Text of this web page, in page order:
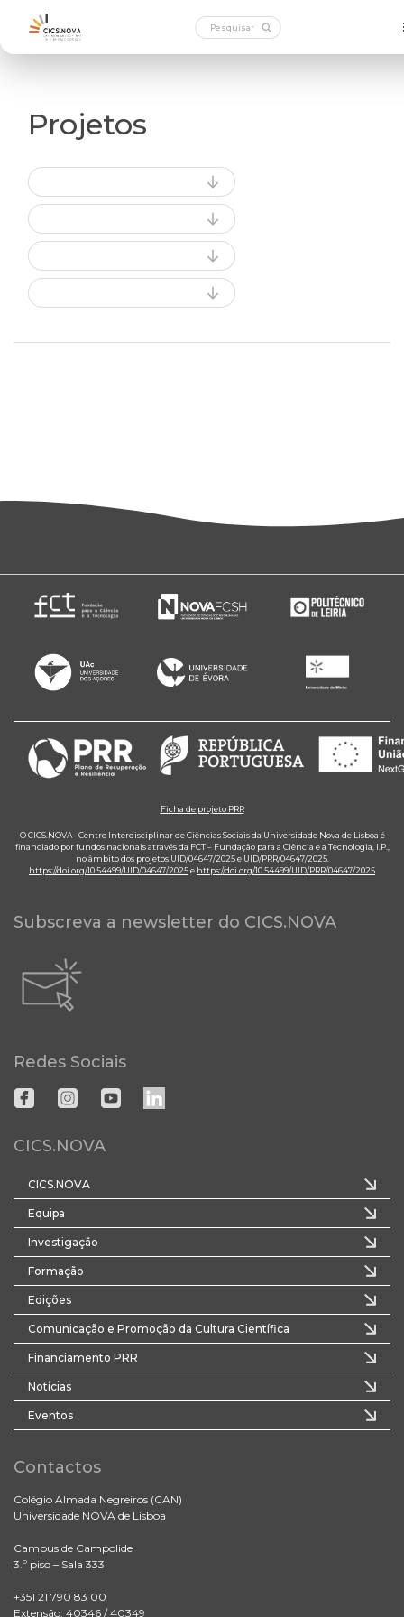
Projetos
Ficha de projeto PRR
O CICS.NOVA - Centro Interdisciplinar de Ciências Sociais da Universidade Nova de Lisboa é
financiado por fundos nacionais através da FCT – Fundação para a Ciência e a Tecnologia, I.P.,
no âmbito dos projetos UID/04647/2025 e UID/PRR/04647/2025.
https://doi.org/10.54499/UID/04647/2025e https://doi.org/10.54499/UID/PRR/04647/2025
Subscreva a newsletter do CICS.NOVA
Redes Sociais
CICS.NOVA
CICS.NOVA
Equipa
Investigação
Formação
Edições
Comunicação e Promoção da Cultura Científica
Financiamento PRR
Notícias
Eventos
Contactos
Colégio Almada Negreiros (CAN)
Universidade NOVA de Lisboa
Campus de Campolide
3.º piso – Sala 333
+351 21 790 83 00
Extensão: 40346 / 40349